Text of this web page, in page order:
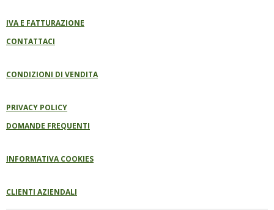
IVA E FATTURAZIONE
CONTATTACI
CONDIZIONI DI VENDITA
PRIVACY POLICY
DOMANDE FREQUENTI
INFORMATIVA COOKIES
CLIENTI AZIENDALI